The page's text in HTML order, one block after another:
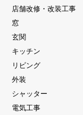
店舗改修・改装工事
窓
玄関
キッチン
リビング
外装
シャッター
電気工事